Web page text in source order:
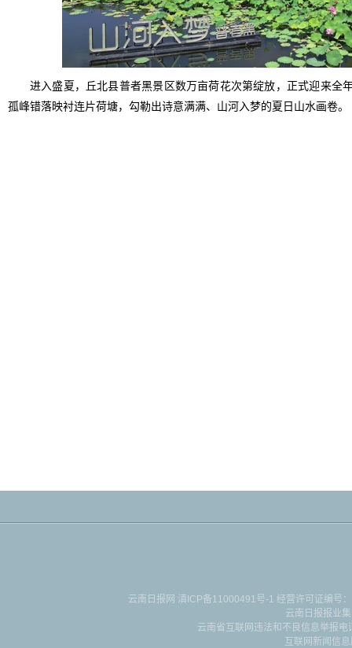
进入盛夏，丘北县普者黑景区数万亩荷花次第绽放，正式迎来全
孤峰错落映衬连片荷塘，勾勒出诗意满满、山河入梦的夏日山水画卷。
云南日报网 滇ICP备11000491号-1 经营许可证编号
云南日报报业
云南省互联网违法和不良信息举报
互联网新闻信